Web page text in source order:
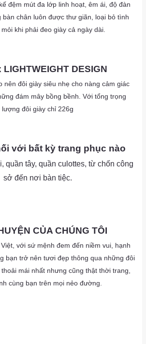
đệm mút đa lớp linh hoạt, êm ái, độ đàn
bàn chân luôn được thư giãn, loại bỏ tình
khi phải đeo giày cả ngày dài.
LIGHTWEIGHT DESIGN
nên đôi giày siêu nhẹ cho nàng cảm giác
đám mây bồng bềnh. Với tổng trọng
lượng đôi giày chỉ 226g
với bất kỳ trang phục nào
quần tây, quần culottes, từ chốn công
sở đến nơi bàn tiệc.
CỦA CHÚNG TÔI
với sứ mệnh đem đến niềm vui, hạnh
bạn trở nên tươi đẹp thông qua những đôi
mái nhất nhưng cũng thật thời trang,
cùng bạn trên mọi nẻo đường.